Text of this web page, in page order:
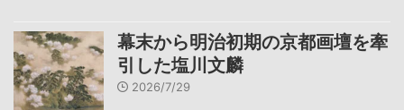
幕末から明治初期の京都画壇を牽
引した塩川文麟
2026/7/29